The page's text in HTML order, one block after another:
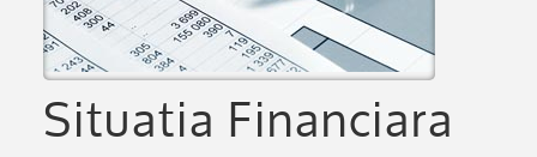
Situatia Financiara